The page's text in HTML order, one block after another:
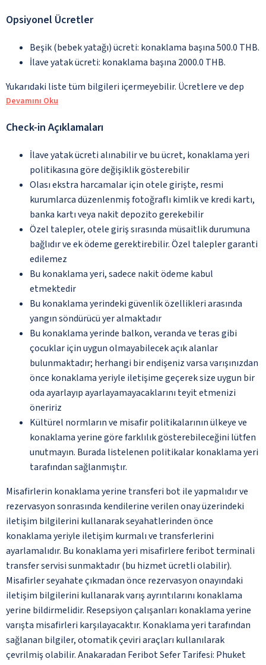
Opsiyonel Ücretler
Beşik (bebek yatağı) ücreti: konaklama başına 500.0 THB.
İlave yatak ücreti: konaklama başına 2000.0 THB.
Yukarıdaki liste tüm bilgileri içermeyebilir. Ücretlere ve dep
Devamını Oku
Check-in Açıklamaları
İlave yatak ücreti alınabilir ve bu ücret, konaklama yeri
politikasına göre değişiklik gösterebilir
Olası ekstra harcamalar için otele girişte, resmi
kurumlarca düzenlenmiş fotoğraflı kimlik ve kredi kartı,
banka kartı veya nakit depozito gerekebilir
Özel talepler, otele giriş sırasında müsaitlik durumuna
bağlıdır ve ek ödeme gerektirebilir. Özel talepler garanti
edilemez
Bu konaklama yeri, sadece nakit ödeme kabul
etmektedir
Bu konaklama yerindeki güvenlik özellikleri arasında
yangın söndürücü yer almaktadır
Bu konaklama yerinde balkon, veranda ve teras gibi
çocuklar için uygun olmayabilecek açık alanlar
bulunmaktadır; herhangi bir endişeniz varsa varışınızdan
önce konaklama yeriyle iletişime geçerek size uygun bir
oda ayarlayıp ayarlayamayacaklarını teyit etmenizi
öneririz
Kültürel normların ve misafir politikalarının ülkeye ve
konaklama yerine göre farklılık gösterebileceğini lütfen
unutmayın. Burada listelenen politikalar konaklama yeri
tarafından sağlanmıştır.
Misafirlerin konaklama yerine transferi bot ile yapmalıdır ve
rezervasyon sonrasında kendilerine verilen onay üzerindeki
iletişim bilgilerini kullanarak seyahatlerinden önce
konaklama yeriyle iletişim kurmalı ve transferlerini
ayarlamalıdır. Bu konaklama yeri misafirlere feribot terminali
transfer servisi sunmaktadır (bu hizmet ücretli olabilir).
Misafirler seyahate çıkmadan önce rezervasyon onayındaki
iletişim bilgilerini kullanarak varış ayrıntılarını konaklama
yerine bildirmelidir. Resepsiyon çalışanları konaklama yerine
varışta misafirleri karşılayacaktır. Konaklama yeri tarafından
sağlanan bilgiler, otomatik çeviri araçları kullanılarak
çevrilmiş olabilir. Anakaradan Feribot Sefer Tarifesi: Phuket